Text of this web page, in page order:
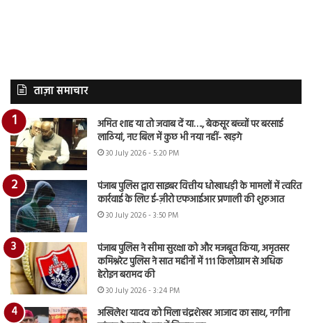
ताज़ा समाचार
अमित शाह या तो जवाब दें या…., बेकसूर बच्चों पर बरसाई
लाठियां, नए बिल में कुछ भी नया नहीं- खड़गे
30 July 2026 - 5:20 PM
पंजाब पुलिस द्वारा साइबर वित्तीय धोखाधड़ी के मामलों में त्वरित
कार्रवाई के लिए ई-ज़ीरो एफआईआर प्रणाली की शुरुआत
30 July 2026 - 3:50 PM
पंजाब पुलिस ने सीमा सुरक्षा को और मजबूत किया, अमृतसर
कमिश्नरेट पुलिस ने सात महीनों में 111 किलोग्राम से अधिक
हेरोइन बरामद की
30 July 2026 - 3:24 PM
अखिलेश यादव को मिला चंद्रशेखर आजाद का साथ, नगीना